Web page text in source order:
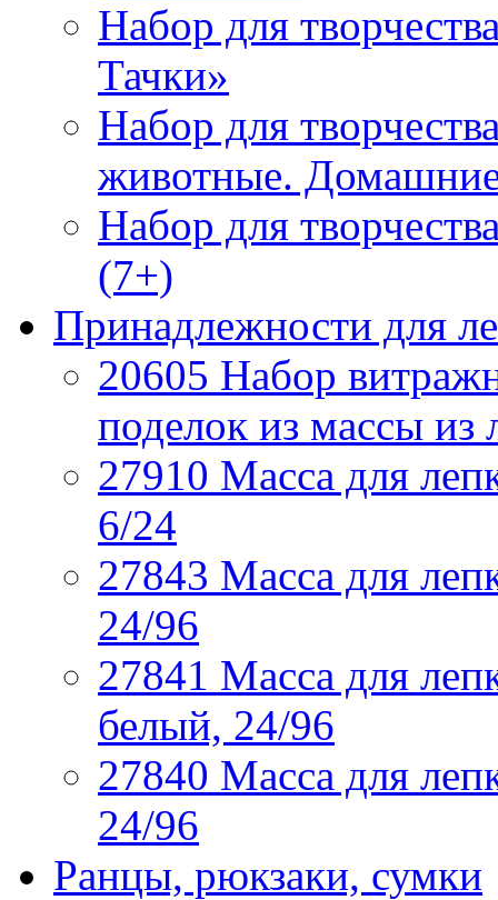
Набор для
Тачки»
Набор для
животные.
Набор для
(7+)
Принадлежности для
20605 Набор
поделок из массы
27910 Масса для
6/24
27843 Масса для
24/96
27841 Масса для
белый, 24/96
27840 Масса для
24/96
Ранцы, рюкзаки, сумки